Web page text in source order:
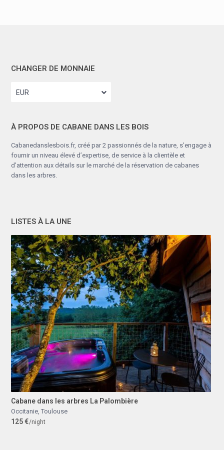
CHANGER DE MONNAIE
EUR
À PROPOS DE CABANE DANS LES BOIS
Cabanedanslesbois.fr, créé par 2 passionnés de la nature, s’engage à
fournir un niveau élevé d’expertise, de service à la clientèle et
d’attention aux détails sur le marché de la réservation de cabanes
dans les arbres.
LISTES À LA UNE
Cabane dans les arbres La Palombière
Occitanie Toulouse
125 €/night